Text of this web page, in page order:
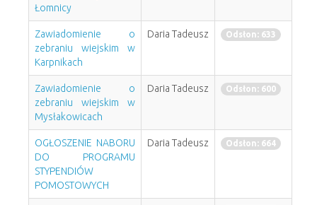
Łomnicy
Zawiadomienie o
zebraniu wiejskim w
Karpnikach
Daria Tadeusz Odsłon: 633
Zawiadomienie o
zebraniu wiejskim w
Mysłakowicach
Daria Tadeusz Odsłon: 600
OGŁOSZENIE NABORU
DO PROGRAMU
STYPENDIÓW
POMOSTOWYCH
Daria Tadeusz Odsłon: 664